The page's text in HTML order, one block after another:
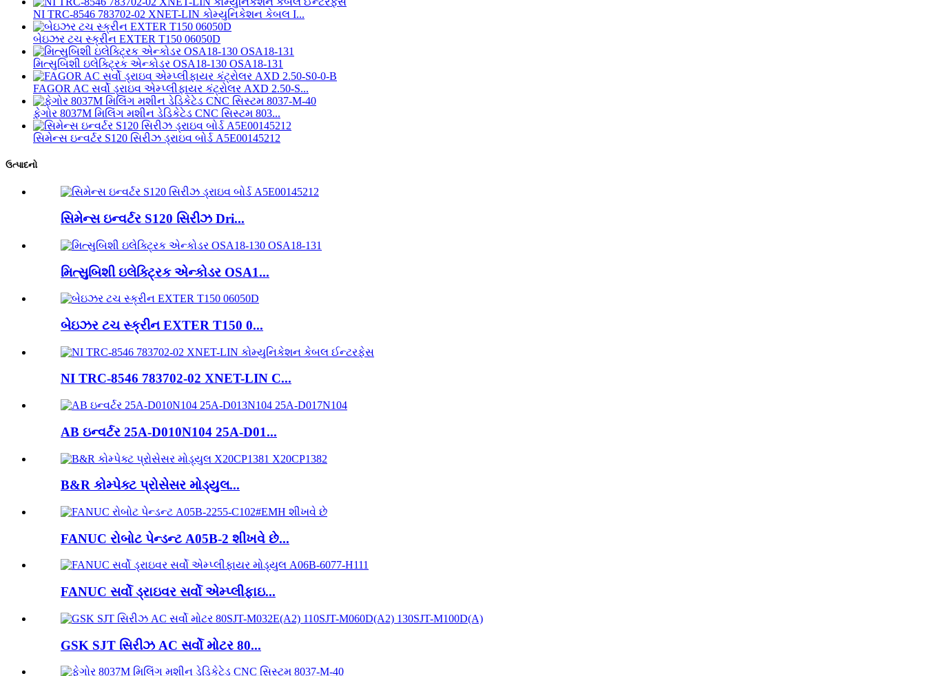
NI TRC-8546 783702-02 XNET-LIN કોમ્યુનિકેશન કેબલ I...
બેઇઝર ટચ સ્ક્રીન EXTER T150 06050D
મિત્સુબિશી ઇલેક્ટ્રિક એન્કોડર OSA18-130 OSA18-131
FAGOR AC સર્વો ડ્રાઇવ એમ્પ્લીફાયર કંટ્રોલર AXD 2.50-S...
ફેગોર 8037M મિલિંગ મશીન ડેડિકેટેડ CNC સિસ્ટમ 803...
સિમેન્સ ઇન્વર્ટર S120 સિરીઝ ડ્રાઇવ બોર્ડ A5E00145212
ઉત્પાદનો
સિમેન્સ ઇન્વર્ટર S120 સિરીઝ Dri...
મિત્સુબિશી ઇલેક્ટ્રિક એન્કોડર OSA1...
બેઇઝર ટચ સ્ક્રીન EXTER T150 0...
NI TRC-8546 783702-02 XNET-LIN C...
AB ઇન્વર્ટર 25A-D010N104 25A-D01...
B&R કોમ્પેક્ટ પ્રોસેસર મોડ્યુલ...
FANUC રોબોટ પેન્ડન્ટ A05B-2 શીખવે છે...
FANUC સર્વો ડ્રાઇવર સર્વો એમ્પ્લીફાઇ...
GSK SJT સિરીઝ AC સર્વો મોટર 80...